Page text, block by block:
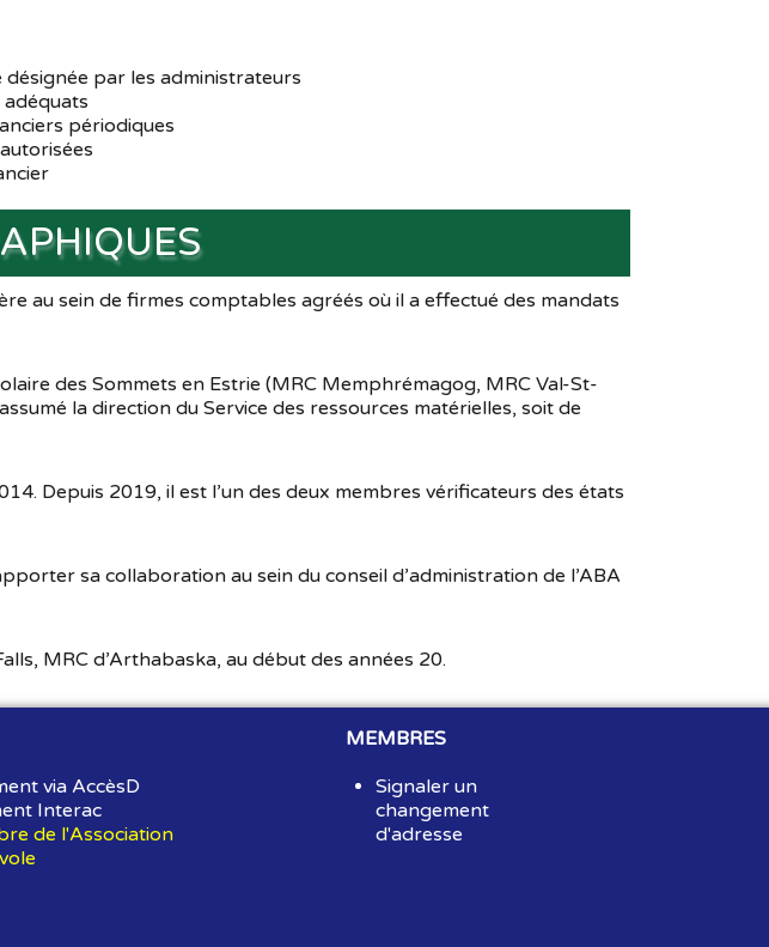
désignée par les administrateurs
périodiques
au sein de firmes comptables agréés où il a effectué des mandats
des Sommets en Estrie (MRC Memphrémagog, MRC Val-St-
la direction du Service des ressources matérielles, soit de
Depuis 2019, il est l’un des deux membres vérificateurs des états
sa collaboration au sein du conseil d’administration de l’ABA
MRC d’Arthabaska, au début des années 20.
via AccèsD
Interac
de l'Association
MEMBRES
Signaler un
changement
d'adresse